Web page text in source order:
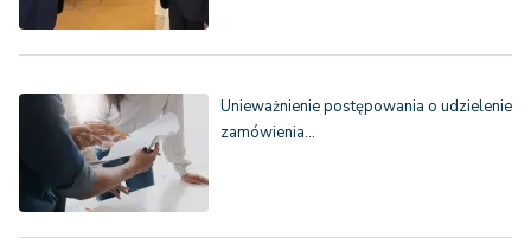
Unieważnienie postępowania o udzielenie
zamówienia…